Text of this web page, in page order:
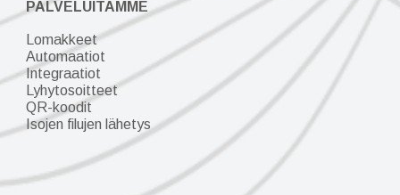
PALVELUITAMME
Lomakkeet
Automaatiot
Integraatiot
Lyhytosoitteet
QR-koodit
Isojen filujen lähetys